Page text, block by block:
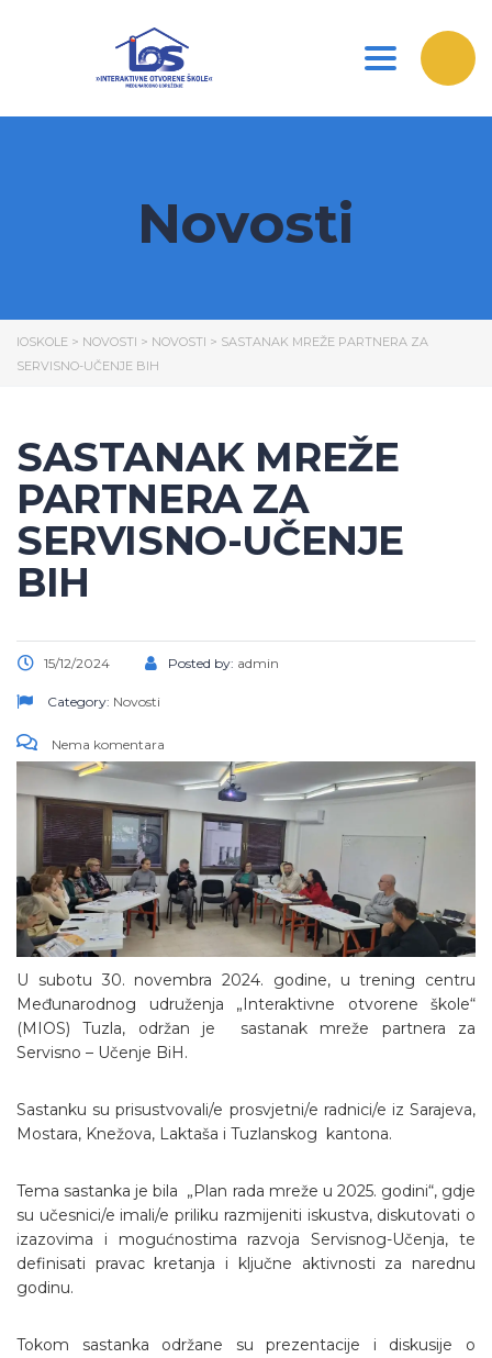
Toggle
Novosti
IOSKOLE > NOVOSTI > NOVOSTI > SASTANAK MREŽE PARTNERA ZA
SERVISNO-UČENJE BIH
SASTANAK MREŽE
PARTNERA ZA
SERVISNO-UČENJE
BIH
15/12/2024 Posted by: admin
Category: Novosti
Nema komentara
U subotu 30. novembra 2024. godine, u trening centru
Međunarodnog udruženja „Interaktivne otvorene škole“
(MIOS) Tuzla, održan je sastanak mreže partnera za
Servisno – Učenje BiH.
Sastanku su prisustvovali/e prosvjetni/e radnici/e iz Sarajeva,
Mostara, Knežova, Laktaša i Tuzlanskog kantona.
Tema sastanka je bila „Plan rada mreže u 2025. godini“, gdje
su učesnici/e imali/e priliku razmijeniti iskustva, diskutovati o
izazovima i mogućnostima razvoja Servisnog-Učenja, te
definisati pravac kretanja i ključne aktivnosti za narednu
godinu.
Tokom sastanka održane su prezentacije i diskusije o